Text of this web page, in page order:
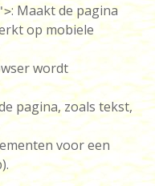
: Maakt de pagina
op mobiele
wordt
pagina, zoals tekst,
voor een